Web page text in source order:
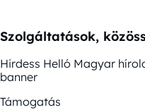
Szolgáltatások,
Hirdess Helló Magyar
banner
Támogatás